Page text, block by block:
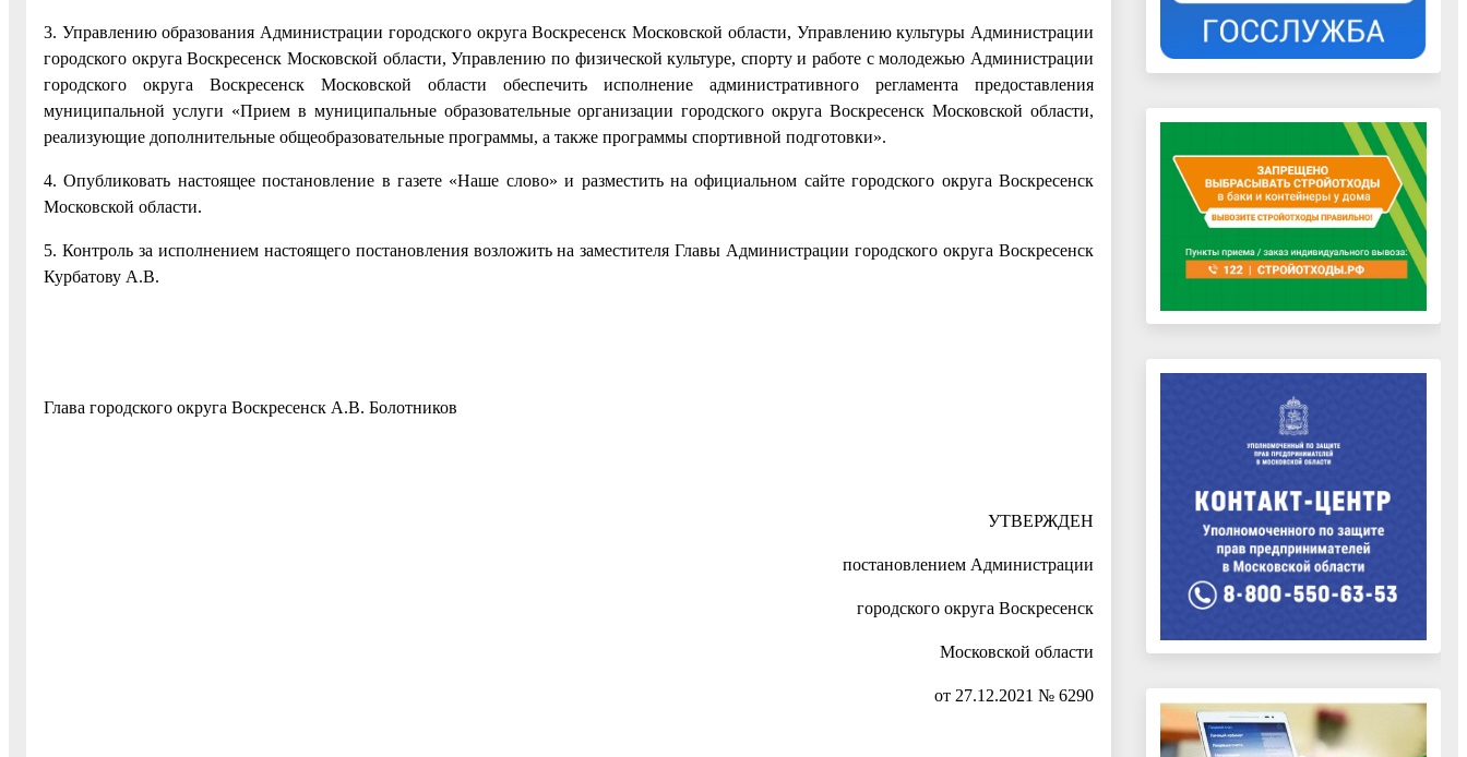
3. Управлению образования Администрации городского округа Воскресенск Московской области, Управлению культуры Администрации
городского округа Воскресенск Московской области, Управлению по физической культуре, спорту и работе с молодежью Администрации
городского округа Воскресенск Московской области обеспечить исполнение административного регламента предоставления
муниципальной услуги «Прием в муниципальные образовательные организации городского округа Воскресенск Московской области,
реализующие дополнительные общеобразовательные программы, а также программы спортивной подготовки».
4. Опубликовать настоящее постановление в газете «Наше слово» и разместить на официальном сайте городского округа Воскресенск
Московской области.
5. Контроль за исполнением настоящего постановления возложить на заместителя Главы Администрации городского округа Воскресенск
Курбатову А.В.
Глава городского округа Воскресенск А.В. Болотников
УТВЕРЖДЕН
постановлением Администрации
городского округа Воскресенск
Московской области
от 27.12.2021 № 6290